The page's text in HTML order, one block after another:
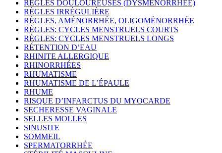
RÈGLES DOULOUREUSES (DYSMÉNORRHÉE)
RÈGLES IRRÉGULIÈRE
RÈGLES, AMÉNORRHÉE, OLIGOMÉNORRHÉE
RÈGLES: CYCLES MENSTRUELS COURTS
RÈGLES: CYCLES MENSTRUELS LONGS
RÉTENTION D’EAU
RHINITE ALLERGIQUE
RHINORRHÉES
RHUMATISME
RHUMATISME DE L’ÉPAULE
RHUME
RISQUE D’INFARCTUS DU MYOCARDE
SECHERESSE VAGINALE
SELLES MOLLES
SINUSITE
SOMMEIL
SPERMATORRHÉE